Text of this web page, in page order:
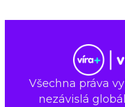
Všechna práva
nezávislá